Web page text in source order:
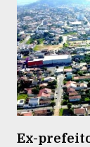
Ex-